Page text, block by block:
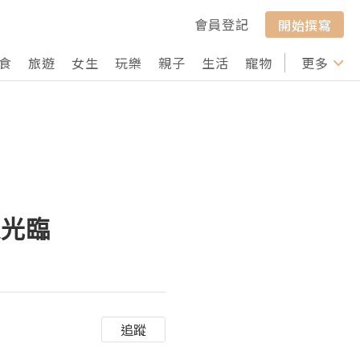
會員登記
開始撰寫
旅遊 女生 玩樂 親子 生活 寵物 行山 打卡
更多
臨
追蹤